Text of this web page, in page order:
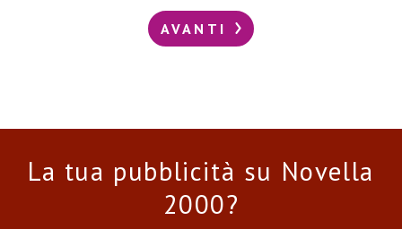
AVANTI
La tua pubblicità su Novella
2000?